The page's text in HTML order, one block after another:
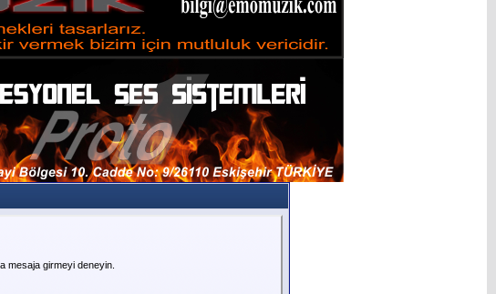
mesaja girmeyi deneyin.